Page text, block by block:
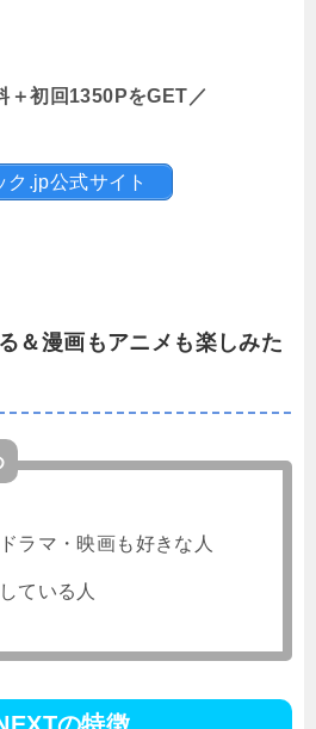
＋初回1350PをGET／
ク.jp公式サイト
＆漫画もアニメも楽しみた
ラマ・映画も好きな人
ている人